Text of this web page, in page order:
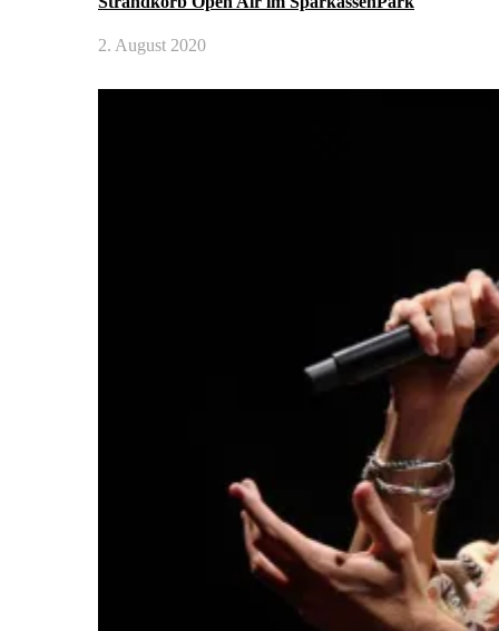
2. August 2020